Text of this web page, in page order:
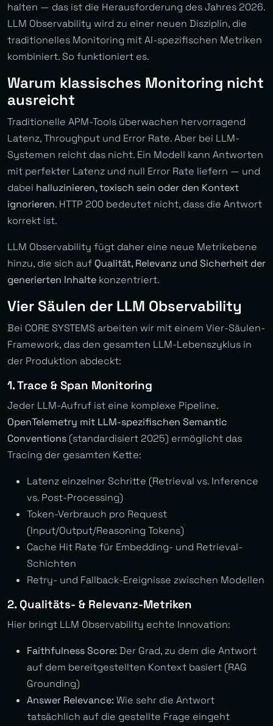
halten — das ist die Herausforderung des Jahres 2026.
LLM Observability wird zu einer neuen Disziplin, die
traditionelles Monitoring mit AI-spezifischen Metriken
kombiniert. So funktioniert es.
Warum klassisches Monitoring nicht
ausreicht
Traditionelle APM-Tools überwachen hervorragend
Latenz, Throughput und Error Rate. Aber bei LLM-
Systemen reicht das nicht. Ein Modell kann Antworten
mit perfekter Latenz und null Error Rate liefern — und
dabei halluzinieren, toxisch sein oder den Kontext
ignorieren. HTTP 200 bedeutet nicht, dass die Antwort
korrekt ist.
LLM Observability fügt daher eine neue Metrikebene
hinzu, die sich auf Qualität, Relevanz und Sicherheit der
generierten Inhalte konzentriert.
Vier Säulen der LLM Observability
Bei CORE SYSTEMS arbeiten wir mit einem Vier-Säulen-
Framework, das den gesamten LLM-Lebenszyklus in
der Produktion abdeckt:
1. Trace & Span Monitoring
Jeder LLM-Aufruf ist eine komplexe Pipeline.
OpenTelemetry mit LLM-spezifischen Semantic
Conventions (standardisiert 2025) ermöglicht das
Tracing der gesamten Kette:
Latenz einzelner Schritte (Retrieval vs. Inference
vs. Post-Processing)
Token-Verbrauch pro Request
(Input/Output/Reasoning Tokens)
Cache Hit Rate für Embedding- und Retrieval-
Schichten
Retry- und Fallback-Ereignisse zwischen Modellen
2. Qualitäts- & Relevanz-Metriken
Hier bringt LLM Observability echte Innovation:
Faithfulness Score: Der Grad, zu dem die Antwort
auf dem bereitgestellten Kontext basiert (RAG
Grounding)
Answer Relevance: Wie sehr die Antwort
tatsächlich auf die gestellte Frage eingeht